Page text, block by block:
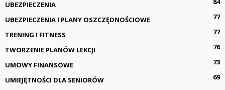
UBEZPIECZENIA
UBEZPIECZENIA I PLANY OSZCZĘDNOŚCIOWE
77
TRENING I FITNESS
77
TWORZENIE PLANÓW LEKCJI
76
UMOWY FINANSOWE
73
UMIEJĘTNOŚCI DLA SENIORÓW
69